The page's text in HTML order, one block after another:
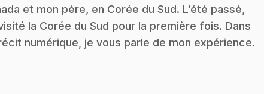
et mon père, en Corée du Sud. L’été passé,
visité la Corée du Sud pour la première fois. Dans
numérique, je vous parle de mon expérience.